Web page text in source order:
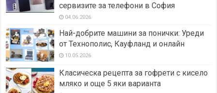
сервизите за телефони в София
04.06.2026
Най-добрите машини за понички: Уреди
от Технополис, Кауфланд и онлайн
10.05.2026
Класическа рецепта за гофрети с кисело
мляко и още 5 яки варианта